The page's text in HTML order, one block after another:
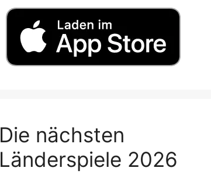
Die nächsten
Länderspiele 2026